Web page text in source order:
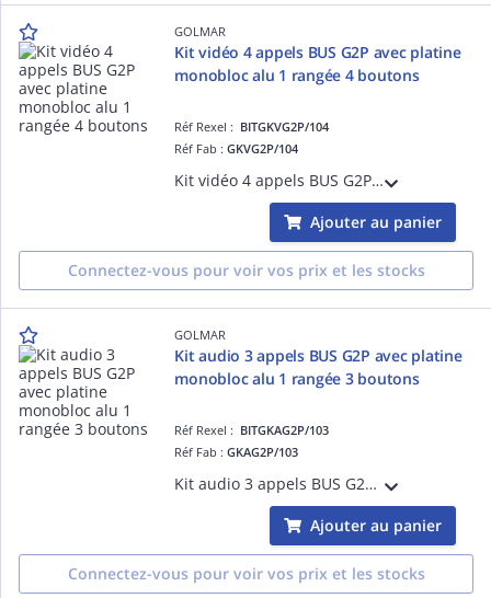
GOLMAR
Kit vidéo 4 appels BUS G2P avec platine
monobloc alu 1 rangée 4 boutons
Réf Rexel : BITGKVG2P/104
Réf Fab :GKVG2P/104
Kit vidéo 4 appels BUS G2P : Platine monobloc alu GTV62/104 1 rangées 4 boutons Groupe vidéo couleur G EL 632 G2P Alimentation G FA G2P Répartiteurs G D4L G2P Moniteurs vidéo couleur G ART4H/LITE
Ajouter au panier
Connectez-vous pour voir vos prix et les stocks
GOLMAR
Kit audio 3 appels BUS G2P avec platine
monobloc alu 1 rangée 3 boutons
Réf Rexel : BITGKAG2P/103
Réf Fab :GKAG2P/103
Kit audio 3 appels BUS G2P : Platine monobloc alu GTV62/103 1 rangée 3 boutons Groupe audio G EL 642 G2P Alimentation G FA/G2P/LITE Combinés audio G T ART
Ajouter au panier
Connectez-vous pour voir vos prix et les stocks